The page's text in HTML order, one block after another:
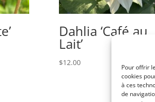
Pour offrir
cookies
à ces
de
Dahlia ‘Café au
Lait’
$12.00